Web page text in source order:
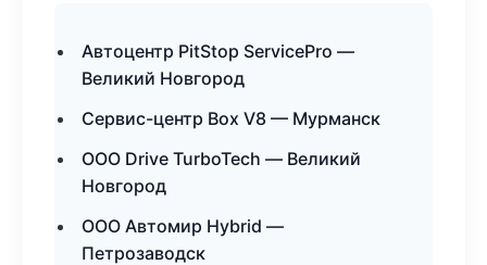
Автоцентр PitStop ServicePro —
Великий Новгород
Сервис-центр Box V8 — Мурманск
ООО Drive TurboTech — Великий
Новгород
ООО Автомир Hybrid —
Петрозаводск